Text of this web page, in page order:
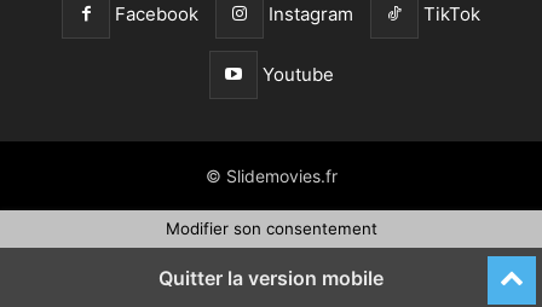
Facebook Instagram TikTok
Youtube
© Slidemovies.fr
Modifier son consentement
Quitter la version mobile